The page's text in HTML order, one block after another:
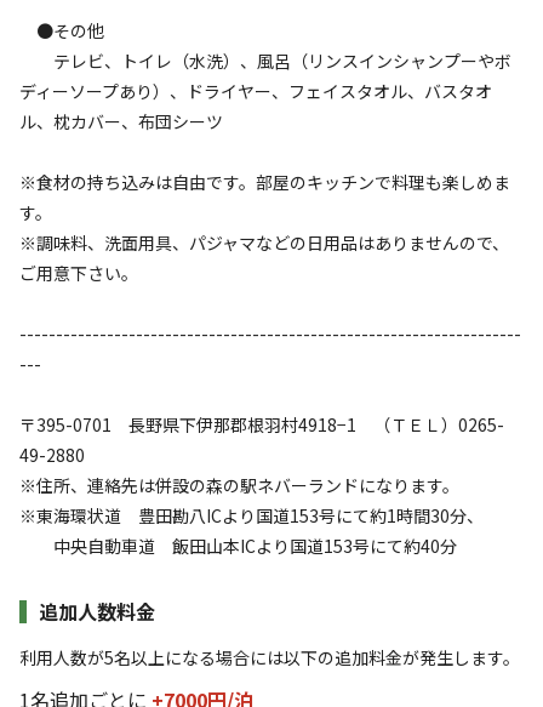
●その他
テレビ、トイレ（水洗）、風呂（リンスインシャンプーやボ
ディーソープあり）、ドライヤー、フェイスタオル、バスタオ
ル、枕カバー、布団シーツ
※食材の持ち込みは自由です。部屋のキッチンで料理も楽しめま
す。
※調味料、洗面用具、パジャマなどの日用品はありませんので、
ご用意下さい。
---------------------------------------------------------------------
---
〒395-0701 長野県下伊那郡根羽村4918−1 （ＴＥＬ）0265-
49-2880
※住所、連絡先は併設の森の駅ネバーランドになります。
※東海環状道 豊田勘八ICより国道153号にて約1時間30分、
中央自動車道 飯田山本ICより国道153号にて約40分
追加人数料金
利用人数が5名以上になる場合には以下の追加料金が発生します。
1名追加ごとに +7000円/泊
6棟しかないので、ゆっくりと周りを気にせず宿泊していた
だけます！
一棟当たりの料金なので、人数が多いほどお得に泊まれま
す！
※営業時間(17：00)を過ぎるとスタッフが不在になり、受付
越し下さい。
空き状況検索
利用タイプ
宿泊 日帰り
チェックイン チェックアウト
利用人数
検索対象